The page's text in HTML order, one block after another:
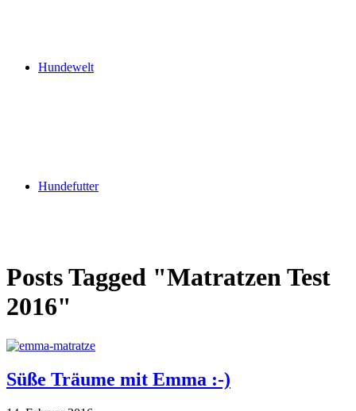
Hundewelt
Hundefutter
Posts Tagged "Matratzen Test
2016"
Süße Träume mit Emma :-)